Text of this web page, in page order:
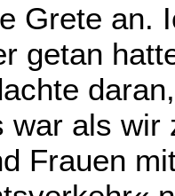
Grete an.
getan
war als wir
Frauen